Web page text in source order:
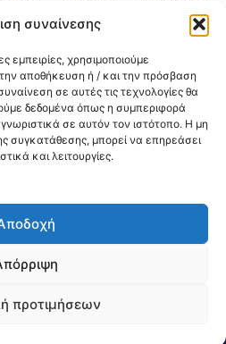
συναίνεσης
εμπειρίες, χρησιμοποιούμε
αποθήκευση ή / και την πρόσβαση
σε αυτές τις τεχνολογίες θα
δεδομένα όπως η συμπεριφορά
σε αυτόν τον ιστότοπο. Η μη
συγκατάθεσης, μπορεί να επηρεάσει
και λειτουργίες.
προτιμήσεων
πράξη έχει ανακληθεί από το
«Κεντρική Μακεδονία
λόγους, σύμφωνα με την υπ’
(ΚΩΔΙΚΟΣ 012.4Α.5.1)
«ΚΕΝΤΡΙΚΗ ΜΑΚΕΔΟΝΙΑ»
07-04-2023 Απόφαση Ένταξης
Μακεδονίας.
All rights reserved
Τηλ: +30 2311 226 200
Visits: 1593050